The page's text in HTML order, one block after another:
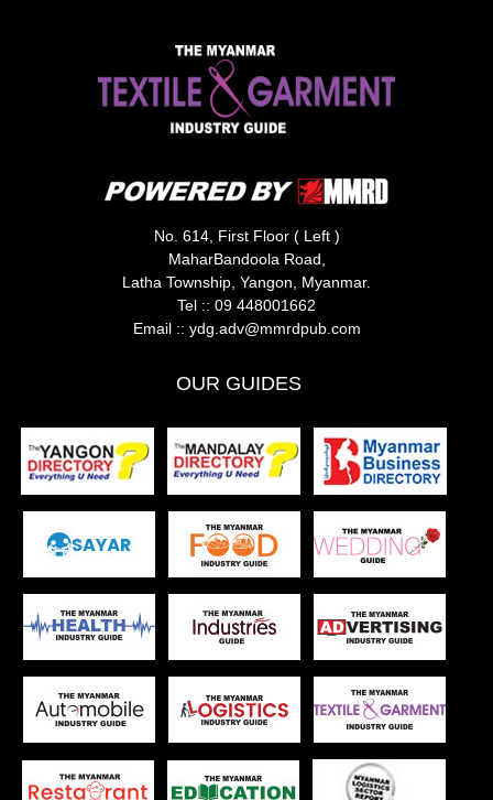
No. 614, First Floor ( Left )
MaharBandoola Road,
Latha Township, Yangon, Myanmar.
Tel :: 09 448001662
Email :: ydg.adv@mmrdpub.com
OUR GUIDES